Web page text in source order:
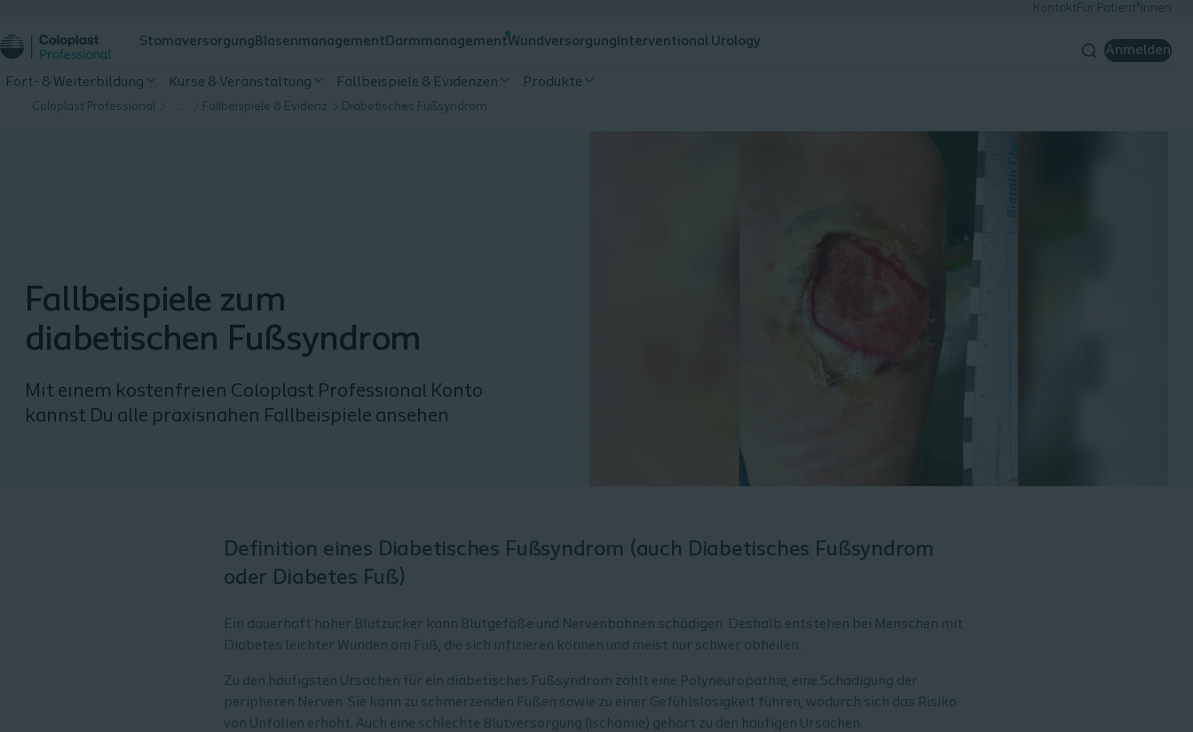
KontaktFür Patient*innen
Stomaversorgung Blasenmanagement DarmmanagementWundversorgung Interventional Urology
Anmelden
Fort- & Weiterbildung Kurse & Veranstaltung Fallbeispiele & Evidenzen Produkte
Coloplast Professional Fallbeispiele & Evidenz Diabetisches Fußsyndrom
Fallbeispiele zum
diabetischen Fußsyndrom
Mit einem kostenfreien Coloplast Professional Konto
kannst Du alle praxisnahen Fallbeispiele ansehen
Definition eines Diabetisches Fußsyndrom (auch Diabetisches Fußsyndrom
oder Diabetes Fuß)
Ein dauerhaft hoher Blutzucker kann Blutgefäße und Nervenbahnen schädigen. Deshalb entstehen bei Menschen mit
Diabetes leichter Wunden am Fuß, die sich infizieren können und meist nur schwer abheilen.
Zu den häufigsten Ursachen für ein diabetisches Fußsyndrom zählt eine Polyneuropathie, eine Schädigung der
peripheren Nerven. Sie kann zu schmerzenden Füßen sowie zu einer Gefühlslosigkeit führen, wodurch sich das Risiko
von Unfällen erhöht. Auch eine schlechte Blutversorgung (Ischämie) gehört zu den häufigen Ursachen